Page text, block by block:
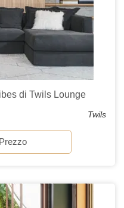
di Twils Lounge
Twils